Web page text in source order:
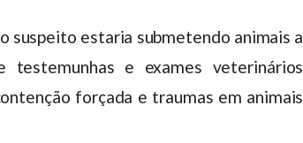
suspeito estaria submetendo animais a
testemunhas e exames veterinários
forçada e traumas em animais